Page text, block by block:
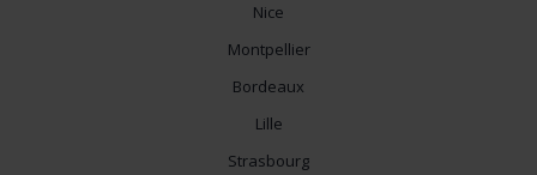
Nice
Montpellier
Bordeaux
Lille
Strasbourg